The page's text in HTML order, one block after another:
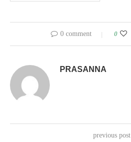
0 comment 0
PRASANNA
previous post